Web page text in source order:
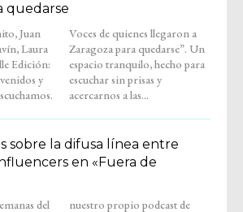
quedarse
Juan
Laura
a
Un
acercarnos a las...
sobre la difusa línea entre
en «Fuera de
del
de